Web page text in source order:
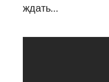
ждать…